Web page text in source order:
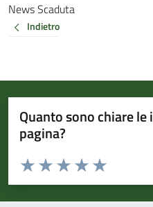
News Scaduta
Indietro
Quanto sono chiare
pagina?
Valuta da 1 a 5 stelle la pagina
Valuta 5
Valuta 4 stelle
Valuta 3 stelle su 5
Valuta 2 stelle su 5
Valuta 1 stelle su 5